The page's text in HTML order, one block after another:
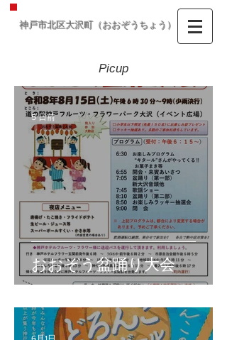
神戸市北区大沢町（おおぞうちょう）
Picup
おおぞう盆踊り大会
5 日前